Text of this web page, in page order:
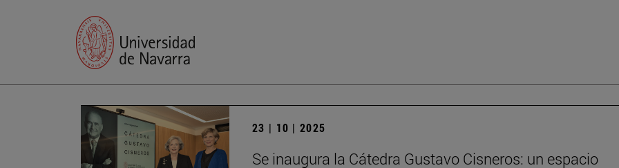
23 | 10 | 2025
Se inaugura la Cátedra Gustavo Cisneros: un espacio